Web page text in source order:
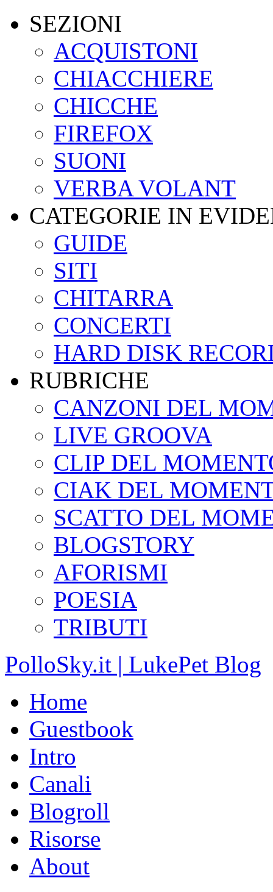
SEZIONI
ACQUISTONI
CHIACCHIERE
CHICCHE
FIREFOX
SUONI
VERBA VOLANT
CATEGORIE IN
GUIDE
SITI
CHITARRA
CONCERTI
HARD DISK
RUBRICHE
CANZONI DEL
LIVE GROOVA
CLIP DEL
CIAK DEL
SCATTO DEL
BLOGSTORY
AFORISMI
POESIA
TRIBUTI
PolloSky.it | LukePet Blog
Home
Guestbook
Intro
Canali
Blogroll
Risorse
About